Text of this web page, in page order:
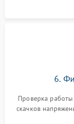
6.
Проверка
скачков
времени